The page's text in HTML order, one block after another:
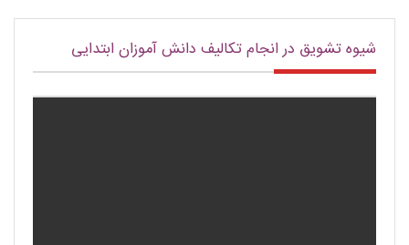
شیوه تشویق در انجام تکالیف دانش آموزان ابتدایی